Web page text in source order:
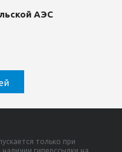
АЭС
только при